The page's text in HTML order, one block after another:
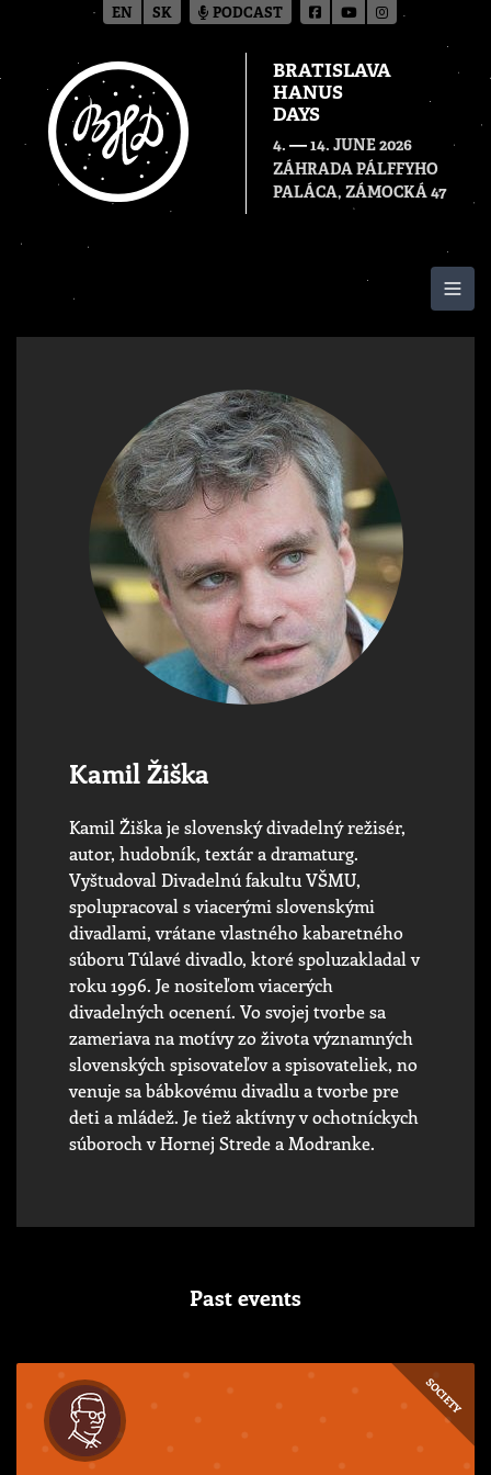
BRATISLAVA
HANUS
DAYS
4. — 14. JUNE 2026
ZÁHRADA PÁLFFYHO
PALÁCA, ZÁMOCKÁ 47
Kamil Žiška
Kamil Žiška je slovenský divadelný režisér,
autor, hudobník, textár a dramaturg.
Vyštudoval Divadelnú fakultu VŠMU,
spolupracoval s viacerými slovenskými
divadlami, vrátane vlastného kabaretného
súboru Túlavé divadlo, ktoré spoluzakladal v
roku 1996. Je nositeľom viacerých
divadelných ocenení. Vo svojej tvorbe sa
zameriava na motívy zo života významných
slovenských spisovateľov a spisovateliek, no
venuje sa bábkovému divadlu a tvorbe pre
deti a mládež. Je tiež aktívny v ochotníckych
súboroch v Hornej Strede a Modranke.
Past events
SOCIETY
EN SK PODCAST